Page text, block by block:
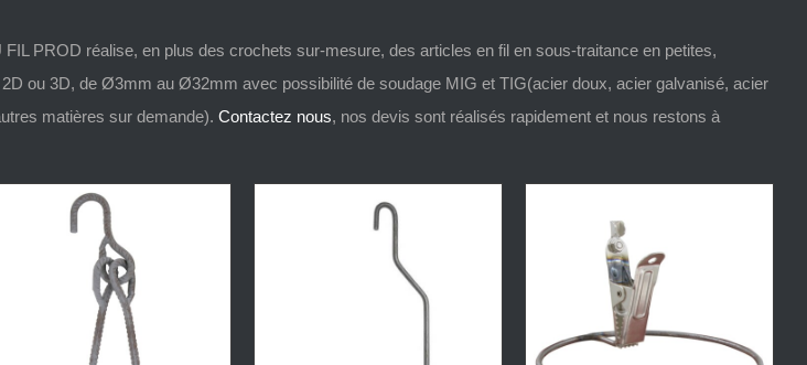
FIL PROD réalise, en plus des crochets sur-mesure, des articles en fil en sous-traitance en petites,
ou 3D, de Ø3mm au Ø32mm avec possibilité de soudage MIG et TIG(acier doux, acier galvanisé, acier
matières sur demande). Contactez nous, nos devis sont réalisés rapidement et nous restons à